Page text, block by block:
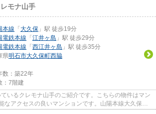
モナ山手
本線 「 大久保 」駅 徒歩19分
電鉄本線 「 江井ヶ島 」駅 徒歩29分
電鉄本線 「 西江井ヶ島 」駅 徒歩35分
県明石市大久保町西脇
数：築22年
：7階建
いるクレモナ山手のご紹介です。こちらの物件はマン
なアクセスの良いマンションです。山陽本線大久保周